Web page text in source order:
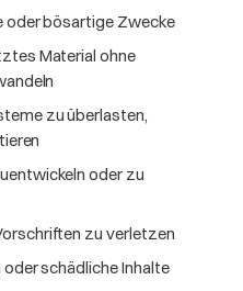
oder bösartige Zwecke
Material ohne
zu überlasten,
oder zu
zu verletzen
schädliche Inhalte